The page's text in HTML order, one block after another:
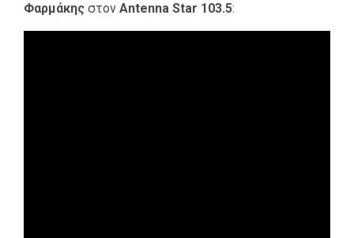
Φαρμάκης στον Antenna Star 103.5: